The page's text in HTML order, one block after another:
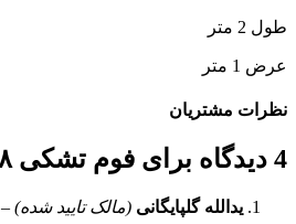
طول 2 متر
عرض 1 متر
نظرات مشتریان
4 دیدگاه برای فوم تشکی ۸ سانت
یدالله گلپایگانی (مالک تایید شده) –